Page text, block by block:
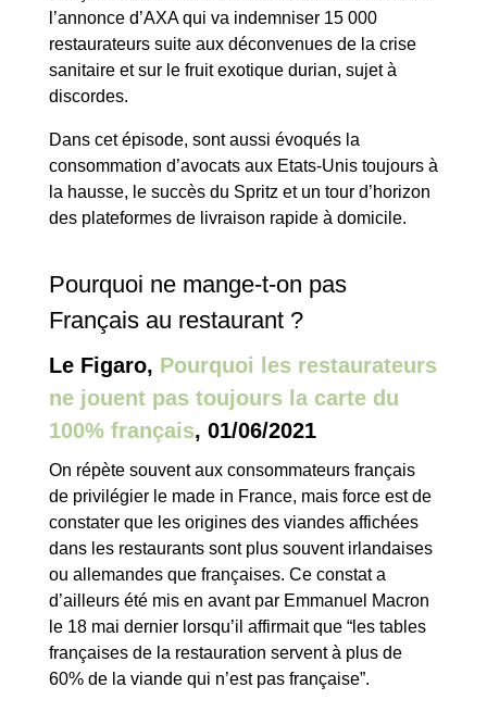
l’annonce d’AXA qui va indemniser 15 000
restaurateurs suite aux déconvenues de la crise
sanitaire et sur le fruit exotique durian, sujet à
discordes.
Dans cet épisode, sont aussi évoqués la
consommation d’avocats aux Etats-Unis toujours à
la hausse, le succès du Spritz et un tour d’horizon
des plateformes de livraison rapide à domicile.
Pourquoi ne mange-t-on pas
Français au restaurant ?
Le Figaro, Pourquoi les restaurateurs
ne jouent pas toujours la carte du
100% français, 01/06/2021
On répète souvent aux consommateurs français
de privilégier le made in France, mais force est de
constater que les origines des viandes affichées
dans les restaurants sont plus souvent irlandaises
ou allemandes que françaises. Ce constat a
d’ailleurs été mis en avant par Emmanuel Macron
le 18 mai dernier lorsqu’il affirmait que “les tables
françaises de la restauration servent à plus de
60% de la viande qui n’est pas française”.